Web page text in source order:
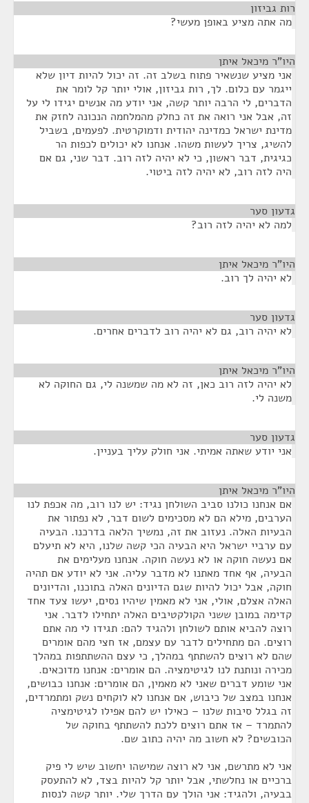
רות גביזון
מה אתה מציע באופן מעשי?
היו"ר מיכאל איתן
אני מציע שנשאיר פתוח בשלב זה. זה יכול להיות דיון שלא
ייגמר עם כלום. לך, רות גביזון, אולי יותר קל לומר את
הדברים, לי הרבה יותר קשה, אני יודע מה אנשים יגידו לי על
זה, אבל אני רואה את זה כחלק מהמלחמה הנכונה לחזק את
מדינת ישראל כמדינה יהודית ודמוקרטית. לפעמים, בשביל
להשיג, צריך לעשות משהו. אנחנו לא יכולים לכפות הר
כגיגית, דבר ראשון, כי לא יהיה לזה רוב. דבר שני, גם אם
היה לזה רוב, לא יהיה לזה ביטוי.
גדעון סער
למה לא יהיה לזה רוב?
היו"ר מיכאל איתן
לא יהיה לך רוב.
גדעון סער
לא יהיה רוב, גם לא יהיה רוב לדברים אחרים.
היו"ר מיכאל איתן
לא יהיה לזה רוב כאן, זה לא מה שמשנה לי, גם החוקה לא
משנה לי.
גדעון סער
אני יודע שאתה אמיתי. אני חולק עליך בעניין.
היו"ר מיכאל איתן
אם אנחנו כולנו סביב השולחן נגיד: יש לנו רוב, מה אכפת לנו
הערבים, מילא הם לא מסכימים לשום דבר, לא נפתור את
הבעיות האלה. נעזוב את זה, נמשיך הלאה בדרכנו. הבעיה
עם ערביי ישראל היא הבעיה הכי קשה שלנו, היא לא תיעלם
אם נעשה חוקה או לא נעשה חוקה. אנחנו מעלימים את
הבעיה, אף אחד מאתנו לא מדבר עליה. אני לא יודע אם תהיה
חוקה, אבל יכול להיות שגם הדיונים האלה בתוכנו, והדיונים
האלה אצלם, אולי, אני לא מאמין שיהיו נסים, יעשו צעד אחד
קדימה במובן ששני הקולקטיבים האלה יתחילו לדבר. אני
רוצה להביא אותם לשולחן ולהגיד להם: תגידו לי מה אתם
רוצים. הם מתחילים לדבר עם עצמם, אז חצי מהם אומרים
שהם לא רוצים להשתתף במהלך, כי עצם ההשתתפות במהלך
מכירה ונותנת לנו לגיטימציה. הם אומרים: אנחנו מדוכאים.
אני שומע דברים שאני לא מאמין, הם אומרים: אנחנו כבושים,
אנחנו במצב של כיבוש, אם אנחנו לא לוקחים נשק ומתמרדים,
זה בגלל סיבות שלנו – כאילו יש להם אפילו לגיטימציה
להתמרד – אז אתם רוצים ללכת להשתתף בחוקה של
הכובשים? לא חשוב מה יהיה כתוב שם.
אני לא מתרשם, אני לא רוצה שמישהו יחשוב שיש לי פיק
ברכיים או נחלשתי, אבל יותר קל להיות בצד, לא להתעסק
בבעיה, ולהגיד: אני הולך עם הדרך שלי. יותר קשה לנסות